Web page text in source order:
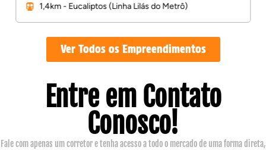
1,4km - Eucaliptos (Linha Lilás do Metrô)
Ver Todos os Empreendimentos
Entre em Contato
Conosco!
Fale com apenas um corretor e tenha acesso a todo o mercado de uma forma direta,